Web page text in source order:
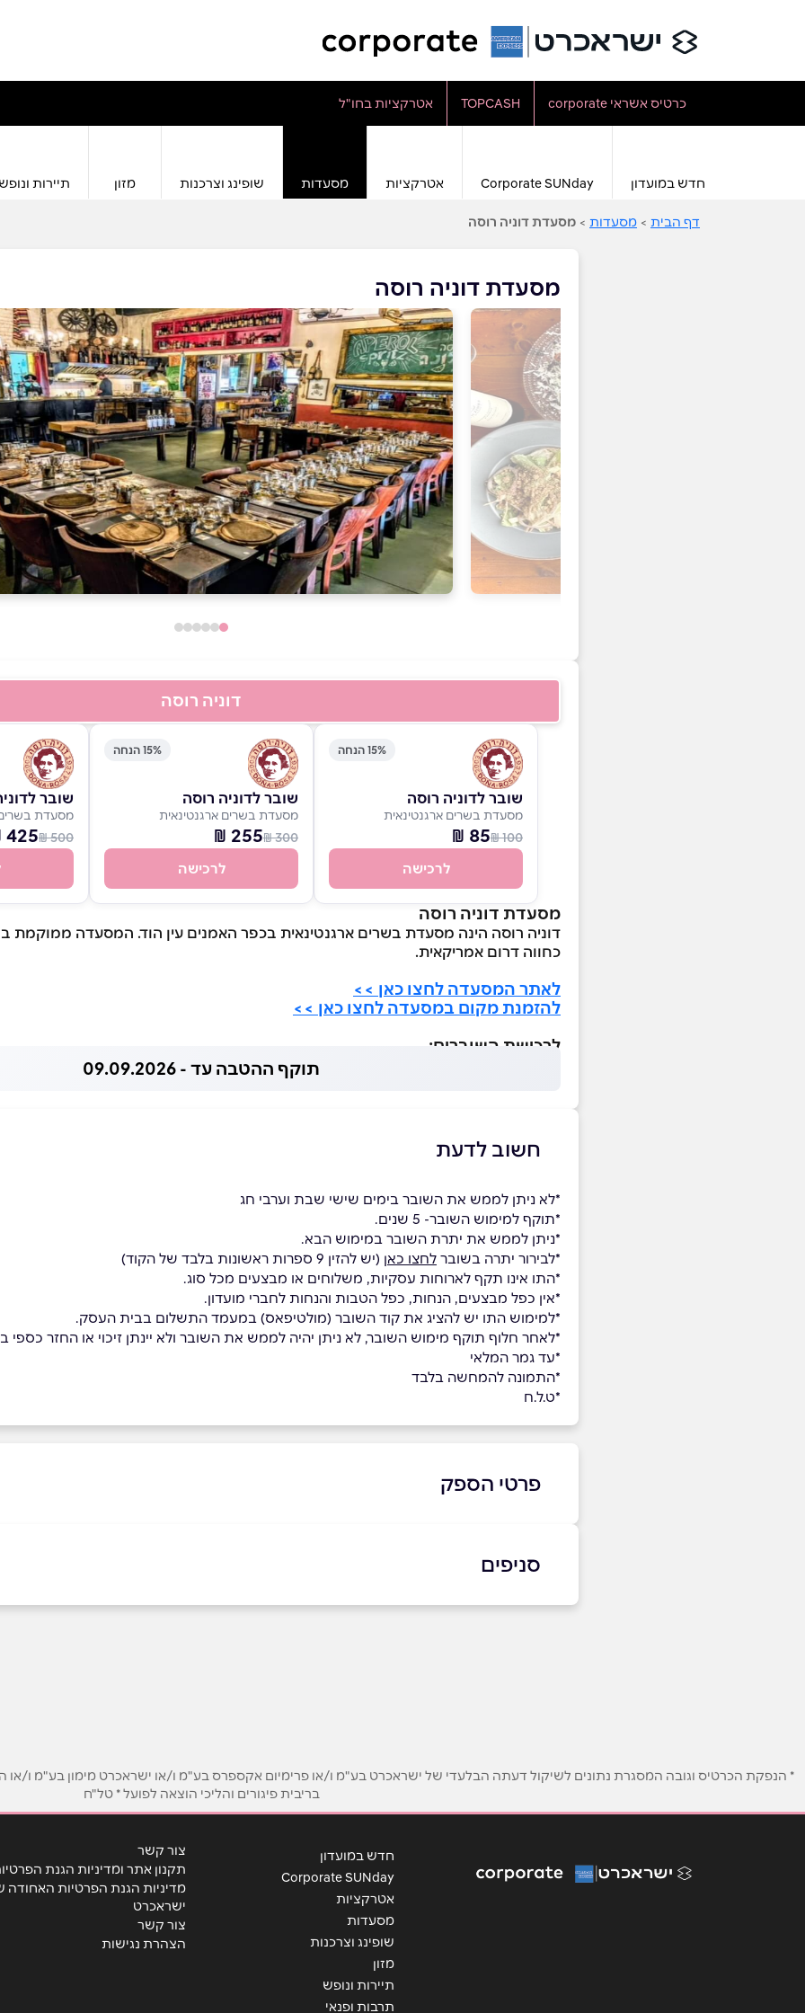
כרטיס אשראי corporate TOPCASH אטרקציות בחו"ל
חדש במועדון Corporate SUNday אטרקציות מסעדות שופינג וצרכנות מזון תיירות
דף הבית > מסעדות > מסעדת דוניה רוסה
מסעדת דוניה רוסה
דוניה רוסה
15% הנחה
שובר לדוניה רוסה
מסעדת בשרים ארגנטינאית
100 ₪
85 ₪
לרכישה
15% הנחה
שובר לדוניה רוסה
מסעדת בשרים ארגנטינאית
300 ₪
255 ₪
לרכישה
שובר
מסעדת בשרים
500 ₪
425 ₪
מסעדת דוניה רוסה
דוניה רוסה הינה מסעדת בשרים ארגנטינאית בכפר האמנים עין הוד. המסעדה ממוקמת
כחווה דרום אמריקאית.
לאתר המסעדה לחצו כאן >>
להזמנת מקום במסעדה לחצו כאן >>
לרכישת השוברים:
תוקף ההטבה עד - 09.09.2026
חשוב לדעת
*לא ניתן לממש את השובר בימים שישי שבת וערבי חג
*תוקף למימוש השובר- 5 שנים.
*ניתן לממש את יתרת השובר במימוש הבא.
*לבירור יתרה בשובר לחצו כאן (יש להזין 9 ספרות ראשונות בלבד של הקוד)
*התו אינו תקף לארוחות עסקיות, משלוחים או מבצעים מכל סוג.
*אין כפל מבצעים, הנחות, כפל הטבות והנחות לחברי מועדון.
*למימוש התו יש להציג את קוד השובר (מולטיפאס) במעמד התשלום בבית העסק.
*לאחר חלוף תוקף מימוש השובר, לא ניתן יהיה לממש את השובר ולא יינתן זיכוי או החזר כספי
*עד גמר המלאי
*התמונה להמחשה בלבד
*ט.ל.ח
פרטי הספק
בפייסבוק
נושא*
אנא חזרו אלי בקשר ל...
סניפים
עין הוד
* הנפקת הכרטיס וגובה המסגרת נתונים לשיקול דעתה הבלעדי של ישראכרט בע"מ ו/או פרימיום אקספרס בע"מ ו/או ישראכרט מימון בע"מ ו/או
בריבית פיגורים והליכי הוצאה לפועל * טל"ח
חדש במועדון
Corporate SUNday
אטרקציות
מסעדות
שופינג וצרכנות
מזון
תיירות ונופש
תרבות ופנאי
צור קשר
תקנון אתר ומדיניות הגנת
מדיניות הגנת הפרטיות האחודה
ישראכרט
צור קשר
הצהרת נגישות